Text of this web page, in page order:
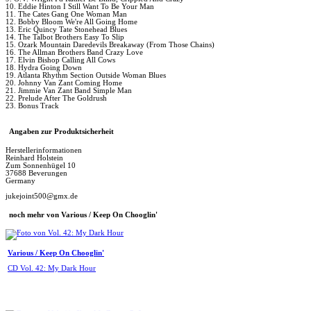
10. Eddie Hinton I Still Want To Be Your Man
11. The Cates Gang One Woman Man
12. Bobby Bloom We're All Going Home
13. Eric Quincy Tate Stonehead Blues
14. The Talbot Brothers Easy To Slip
15. Ozark Mountain Daredevils Breakaway (From Those Chains)
16. The Allman Brothers Band Crazy Love
17. Elvin Bishop Calling All Cows
18. Hydra Going Down
19. Atlanta Rhythm Section Outside Woman Blues
20. Johnny Van Zant Coming Home
21. Jimmie Van Zant Band Simple Man
22. Prelude After The Goldrush
23. Bonus Track
Angaben zur Produktsicherheit
Herstellerinformationen
Reinhard Holstein
Zum Sonnenhügel 10
37688 Beverungen
Germany
jukejoint500@gmx.de
noch mehr von Various / Keep On Chooglin'
Various / Keep On Chooglin'
CD Vol. 42: My Dark Hour